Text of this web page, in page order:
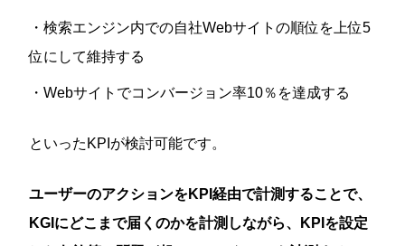
・検索エンジン内での自社Webサイトの順位を上位5
位にして維持する
・Webサイトでコンバージョン率10％を達成する
といったKPIが検討可能です。
ユーザーのアクションをKPI経由で計測することで、
KGIにどこまで届くのかを計測しながら、KPIを設定